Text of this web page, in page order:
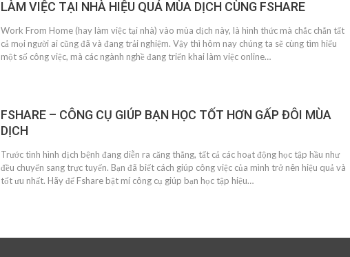
LÀM VIỆC TẠI NHÀ HIỆU QUẢ MÙA DỊCH CÙNG FSHARE
Work From Home (hay làm việc tại nhà) vào mùa dịch này, là hình thức mà chắc chắn tất
cả mọi người ai cũng đã và đang trải nghiệm. Vậy thì hôm nay chúng ta sẽ cùng tìm hiểu
một số công việc, mà các ngành nghề đang triển khai làm việc online…
FSHARE – CÔNG CỤ GIÚP BẠN HỌC TỐT HƠN GẤP ĐÔI MÙA
DỊCH
Trước tình hình dịch bệnh đang diễn ra căng thẳng, tất cả các hoạt động học tập hầu như
đều chuyển sang trực tuyến. Bạn đã biết cách giúp công việc của mình trở nên hiệu quả và
tốt ưu nhất. Hãy để Fshare bật mí công cụ giúp bạn học tập hiệu…